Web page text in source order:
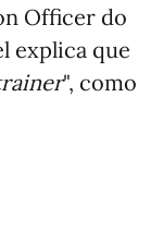
Officer do
explica que
", como